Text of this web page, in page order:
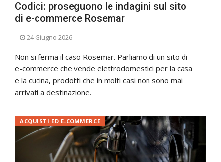
Codici: proseguono le indagini sul sito
di e-commerce Rosemar
24 Giugno 2026
Non si ferma il caso Rosemar. Parliamo di un sito di
e-commerce che vende elettrodomestici per la casa
e la cucina, prodotti che in molti casi non sono mai
arrivati a destinazione.
ACQUISTI ED E-COMMERCE